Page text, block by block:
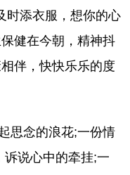
时添衣服，想你的心
健在今朝，精神抖
伴，快快乐乐的度
思念的浪花;一份情
说心中的牵挂;一